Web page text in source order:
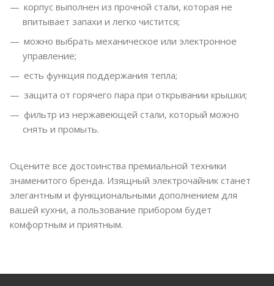
корпус выполнен из прочной стали, которая не
впитывает запахи и легко чистится;
можно выбрать механическое или электронное
управление;
есть функция поддержания тепла;
защита от горячего пара при открывании крышки;
фильтр из нержавеющей стали, который можно
снять и промыть.
Оцените все достоинства премиальной техники
знаменитого бренда. Изящный электрочайник станет
элегантным и функциональными дополнением для
вашей кухни, а пользование прибором будет
комфортным и приятным.